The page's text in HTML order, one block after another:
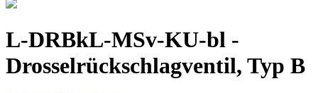
L-DRBkL-MSv-KU-bl -
Drosselrückschlagventil, Typ B